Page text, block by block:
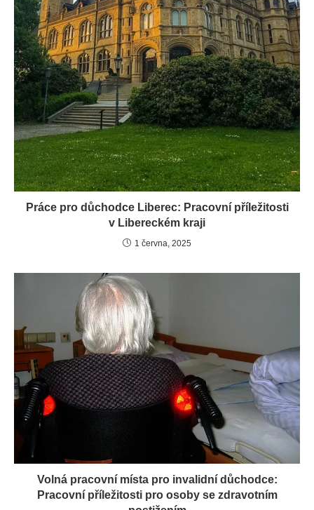
Práce pro důchodce Liberec: Pracovní příležitosti
v Libereckém kraji
1 června, 2025
Volná pracovní místa pro invalidní důchodce:
Pracovní příležitosti pro osoby se zdravotním